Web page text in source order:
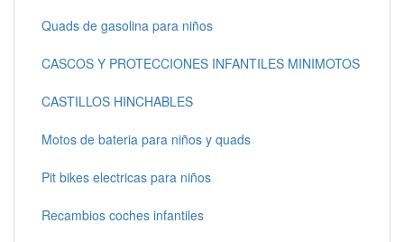
Quads de gasolina para niños
CASCOS Y PROTECCIONES INFANTILES MINIMOTOS
CASTILLOS HINCHABLES
Motos de bateria para niños y quads
Pit bikes electricas para niños
Recambios coches infantiles